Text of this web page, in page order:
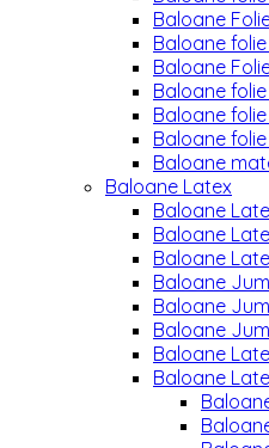
Baloane
Baloane
Baloane
Baloane
Baloane
Baloane
Baloane
Baloane Latex
Baloane
Baloane
Baloane
Baloane
Baloane
Baloane
Baloane
Baloane